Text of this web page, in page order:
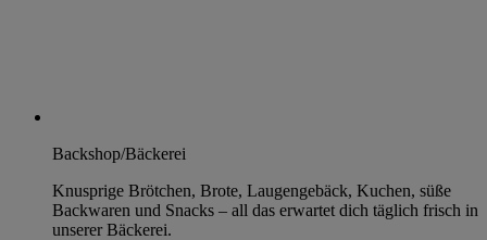
Backshop/Bäckerei
Knusprige Brötchen, Brote, Laugengebäck, Kuchen, süße
Backwaren und Snacks – all das erwartet dich täglich frisch in
unserer Bäckerei.